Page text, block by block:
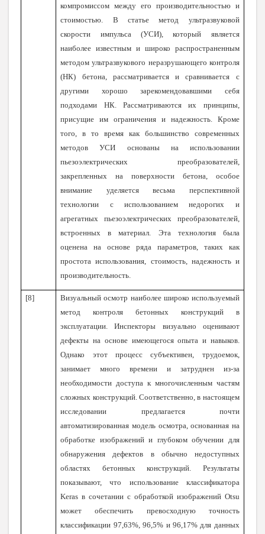
компромиссом между его производительностью и
стоимостью. В статье метод ультразвуковой
скорости импульса (УСИ), который является
наиболее известным и широко распространенным
методом ультразвукового неразрушающего контроля
(НК) бетона, рассматривается и сравнивается с
другими хорошо зарекомендовавшими себя
подходами НК. Рассматриваются их принципы,
присущие им ограничения и надежность. Кроме
того, в то время как большинство современных
методов УСИ основаны на использовании
пьезоэлектрических преобразователей,
закрепленных на поверхности бетона, особое
внимание уделяется весьма перспективной
технологии с использованием недорогих и
агрегатных пьезоэлектрических преобразователей,
встроенных в материал. Эта технология была
оценена на основе ряда параметров, таких как
простота использования, стоимость, надежность и
производительность.
[8]
Визуальный осмотр наиболее широко используемый
метод контроля бетонных конструкций в
эксплуатации. Инспекторы визуально оценивают
дефекты на основе имеющегося опыта и навыков.
Однако этот процесс субъективен, трудоемок,
занимает много времени и затруднен из-за
необходимости доступа к многочисленным частям
сложных конструкций. Соответственно, в настоящем
исследовании предлагается почти
автоматизированная модель осмотра, основанная на
обработке изображений и глубоком обучении для
обнаружения дефектов в обычно недоступных
областях бетонных конструкций. Результаты
показывают, что использование классификатора
Keras в сочетании с обработкой изображений Otsu
может обеспечить превосходную точность
классификации 97,63%, 96,5% и 96,17% для данных